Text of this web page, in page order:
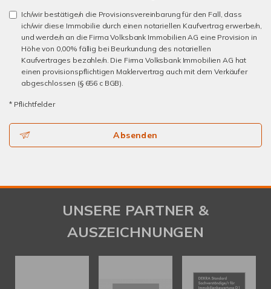
Ich/wir bestätige/n die Provisionsvereinbarung für den Fall, dass
ich/wir diese Immobilie durch einen notariellen Kaufvertrag erwerbe/n,
und werde/n an die Firma Volksbank Immobilien AG eine Provision in
Höhe von 0,00% fällig bei Beurkundung des notariellen
Kaufvertrages bezahle/n. Die Firma Volksbank Immobilien AG hat
einen provisionspflichtigen Maklervertrag auch mit dem Verkäufer
abgeschlossen (§ 656 c BGB).
* Pflichtfelder
Absenden
UNSERE PARTNER &
AUSZEICHNUNGEN